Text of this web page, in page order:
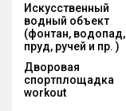
Искусственный
водный объект
(фонтан, водопад,
пруд, ручей и пр. )
Дворовая
спортплощадка
workout